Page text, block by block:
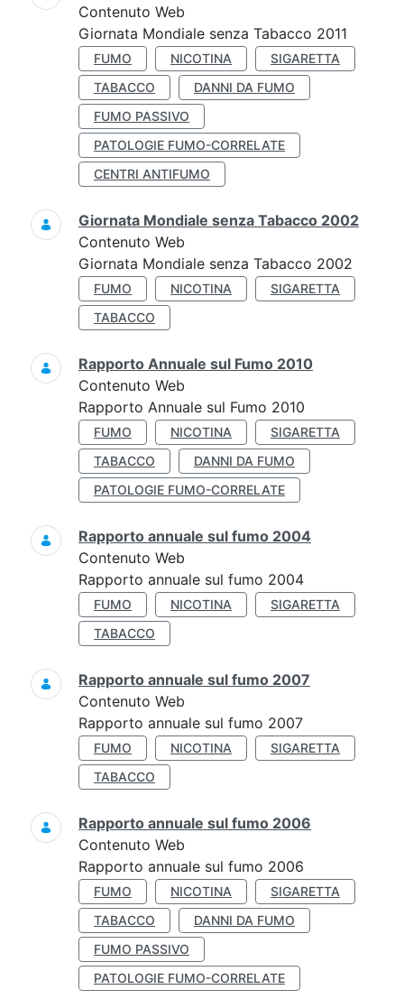
Contenuto Web
Giornata Mondiale senza Tabacco 2011
FUMO NICOTINA
SIGARETTA
TABACCO
DANNI DA FUMO
FUMO PASSIVO
PATOLOGIE FUMO-CORRELATE
CENTRI ANTIFUMO
Giornata Mondiale senza Tabacco 2002
Contenuto Web
Giornata Mondiale senza Tabacco 2002
FUMO NICOTINA
SIGARETTA
TABACCO
Rapporto Annuale sul Fumo 2010
Contenuto Web
Rapporto Annuale sul Fumo 2010
FUMO NICOTINA
SIGARETTA
TABACCO
DANNI DA FUMO
PATOLOGIE FUMO-CORRELATE
Rapporto annuale sul fumo 2004
Contenuto Web
Rapporto annuale sul fumo 2004
FUMO NICOTINA
SIGARETTA
TABACCO
Rapporto annuale sul fumo 2007
Contenuto Web
Rapporto annuale sul fumo 2007
FUMO NICOTINA
SIGARETTA
TABACCO
Rapporto annuale sul fumo 2006
Contenuto Web
Rapporto annuale sul fumo 2006
FUMO NICOTINA
SIGARETTA
TABACCO
DANNI DA FUMO
FUMO PASSIVO
PATOLOGIE FUMO-CORRELATE